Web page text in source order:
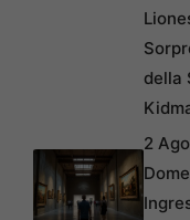
della
2